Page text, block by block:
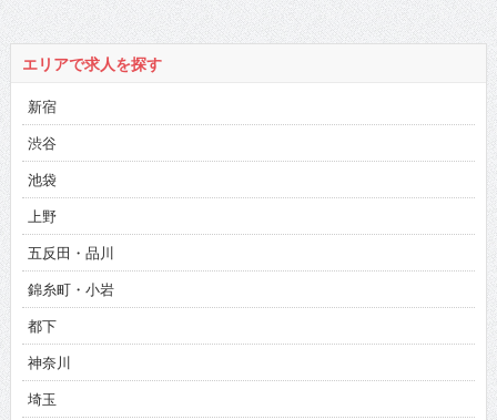
エリアで求人を探す
新宿
渋谷
池袋
上野
五反田・品川
錦糸町・小岩
都下
神奈川
埼玉